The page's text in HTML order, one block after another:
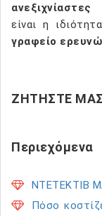
ανεξιχνίαστες
είναι η
γραφείο
ΖΗΤΗΣΤΕ
Περιεχόμενα
ΝΤΕΤΕΚΤΙΒ
Πόσο